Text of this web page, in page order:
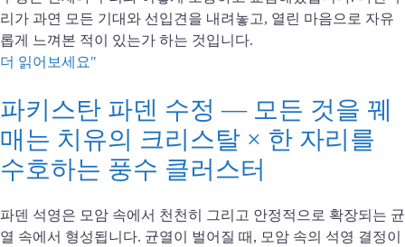
리가 과연 모든 기대와 선입견을 내려놓고, 열린 마음으로 자유
롭게 느껴본 적이 있는가 하는 것입니다.
더 읽어보세요"
파키스탄 파덴 수정 — 모든 것을 꿰
매는 치유의 크리스탈 × 한 자리를
수호하는 풍수 클러스터
파덴 석영은 모암 속에서 천천히 그리고 안정적으로 확장되는 균
열 속에서 형성됩니다. 균열이 벌어질 때, 모암 속의 석영 결정이